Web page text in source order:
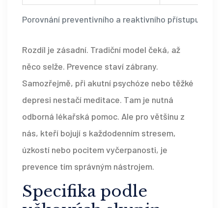
Porovnání preventivního a reaktivního přístupu
Rozdíl je zásadní. Tradiční model čeká, až
něco selže. Prevence staví zábrany.
Samozřejmě, při akutní psychóze nebo těžké
depresi nestačí meditace. Tam je nutná
odborná lékařská pomoc. Ale pro většinu z
nás, kteří bojují s každodenním stresem,
úzkostí nebo pocitem vyčerpanosti, je
prevence tím správným nástrojem.
Specifika podle